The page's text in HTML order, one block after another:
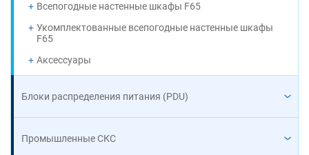
Всепогодные настенные шкафы F65
Укомплектованные всепогодные настенные шкафы
F65
Аксессуары
Блоки распределения питания (PDU)
Промышленные СКС